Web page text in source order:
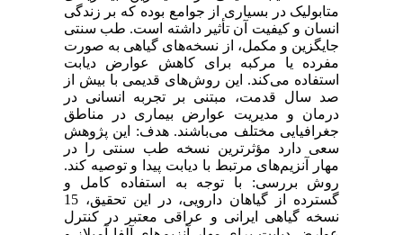
متابولیک در بسیاری از جوامع بوده که بر زندگی
انسان و کیفیت آن تأثیر داشته است. طب سنتی
جایگزین و مکمل، از نسخه‌های گیاهی به صورت
مفرده یا مرکبه برای کاهش عوارض دیابت
استفاده می‌کند. این روش‌های قدیمی با بیش از
صد سال قدمت، مبتنی بر تجربه انسانی در
درمان و مدیریت عوارض بیماری در مناطق
جغرافیایی مختلف می‌باشند. هدف: این پژوهش
سعی دارد مؤثرترین نسخه طب سنتی را در
مهار آنزیم‌های مرتبط با دیابت پیدا و توصیه کند.
روش بررسی: با توجه به استفاده کامل و
گسترده از گیاهان دارویی، در این تحقیق، 15
نسخه گیاهی ایرانی و عراقی معتبر در کنترل